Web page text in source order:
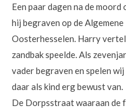
Een paar dagen na de moord
hij begraven op de
Oosterhesselen. Harry
zandbak speelde. Als
vader begraven en spelen wij
daar als kind erg bewust van.
De Dorpsstraat waaraan de